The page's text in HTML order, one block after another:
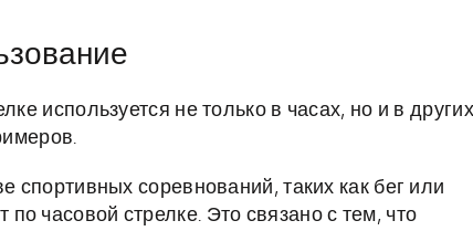
используется не только в часах, но и в других
спортивных соревнований, таких как бег или
часовой стрелке. Это связано с тем, что